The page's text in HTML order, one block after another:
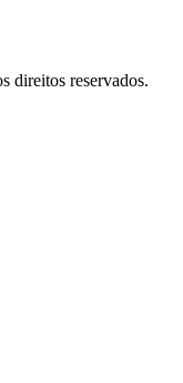
direitos reservados.